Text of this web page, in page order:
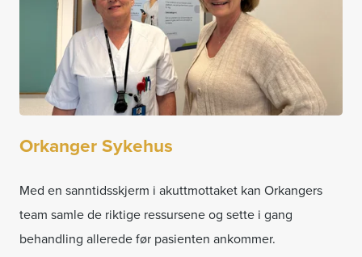
Orkanger Sykehus
Med en sanntidsskjerm i akuttmottaket kan Orkangers
team samle de riktige ressursene og sette i gang
behandling allerede før pasienten ankommer.